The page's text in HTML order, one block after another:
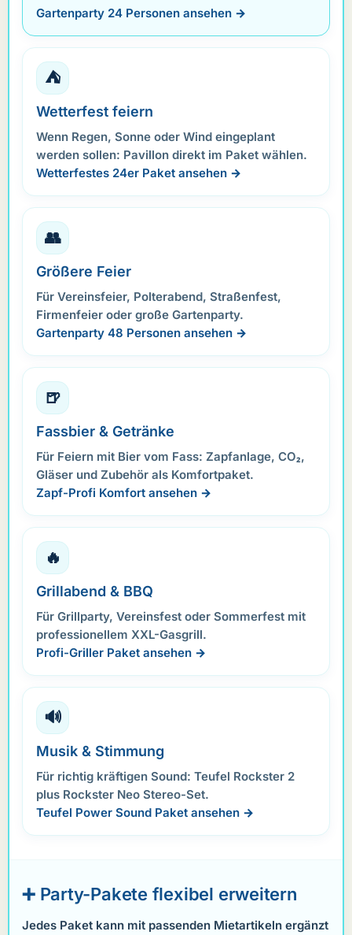
Gartenparty 24 Personen ansehen →
⛺
Wetterfest feiern
Wenn Regen, Sonne oder Wind eingeplant
werden sollen: Pavillon direkt im Paket wählen.
Wetterfestes 24er Paket ansehen →
👥
Größere Feier
Für Vereinsfeier, Polterabend, Straßenfest,
Firmenfeier oder große Gartenparty.
Gartenparty 48 Personen ansehen →
🍺
Fassbier & Getränke
Für Feiern mit Bier vom Fass: Zapfanlage, CO₂,
Gläser und Zubehör als Komfortpaket.
Zapf-Profi Komfort ansehen →
🔥
Grillabend & BBQ
Für Grillparty, Vereinsfest oder Sommerfest mit
professionellem XXL-Gasgrill.
Profi-Griller Paket ansehen →
🔊
Musik & Stimmung
Für richtig kräftigen Sound: Teufel Rockster 2
plus Rockster Neo Stereo-Set.
Teufel Power Sound Paket ansehen →
➕ Party-Pakete flexibel erweitern
Jedes Paket kann mit passenden Mietartikeln ergänzt